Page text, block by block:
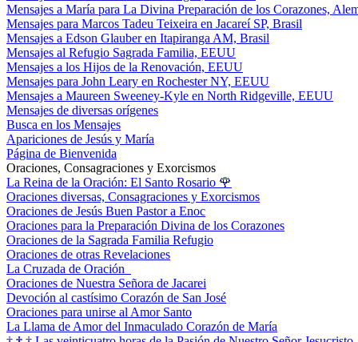
Mensajes a María para La Divina Preparación de los Corazones,
Mensajes para Marcos Tadeu Teixeira en Jacareí SP, Brasil
Mensajes a Edson Glauber en Itapiranga AM, Brasil
Mensajes al Refugio Sagrada Familia, EEUU
Mensajes a los Hijos de la Renovación, EEUU
Mensajes para John Leary en Rochester NY, EEUU
Mensajes a Maureen Sweeney-Kyle en North Ridgeville, EEUU
Mensajes de diversas orígenes
Busca en los Mensajes
Apariciones de Jesús y María
Página de Bienvenida
Oraciones, Consagraciones y Exorcismos
La Reina de la Oración: El Santo Rosario 🌹
Oraciones diversas, Consagraciones y Exorcismos
Oraciones de Jesús Buen Pastor a Enoc
Oraciones para la Preparación Divina de los Corazones
Oraciones de la Sagrada Familia Refugio
Oraciones de otras Revelaciones
La Cruzada de Oración
Oraciones de Nuestra Señora de Jacarei
Devoción al castísimo Corazón de San José
Oraciones para unirse al Amor Santo
La Llama de Amor del Inmaculado Corazón de María